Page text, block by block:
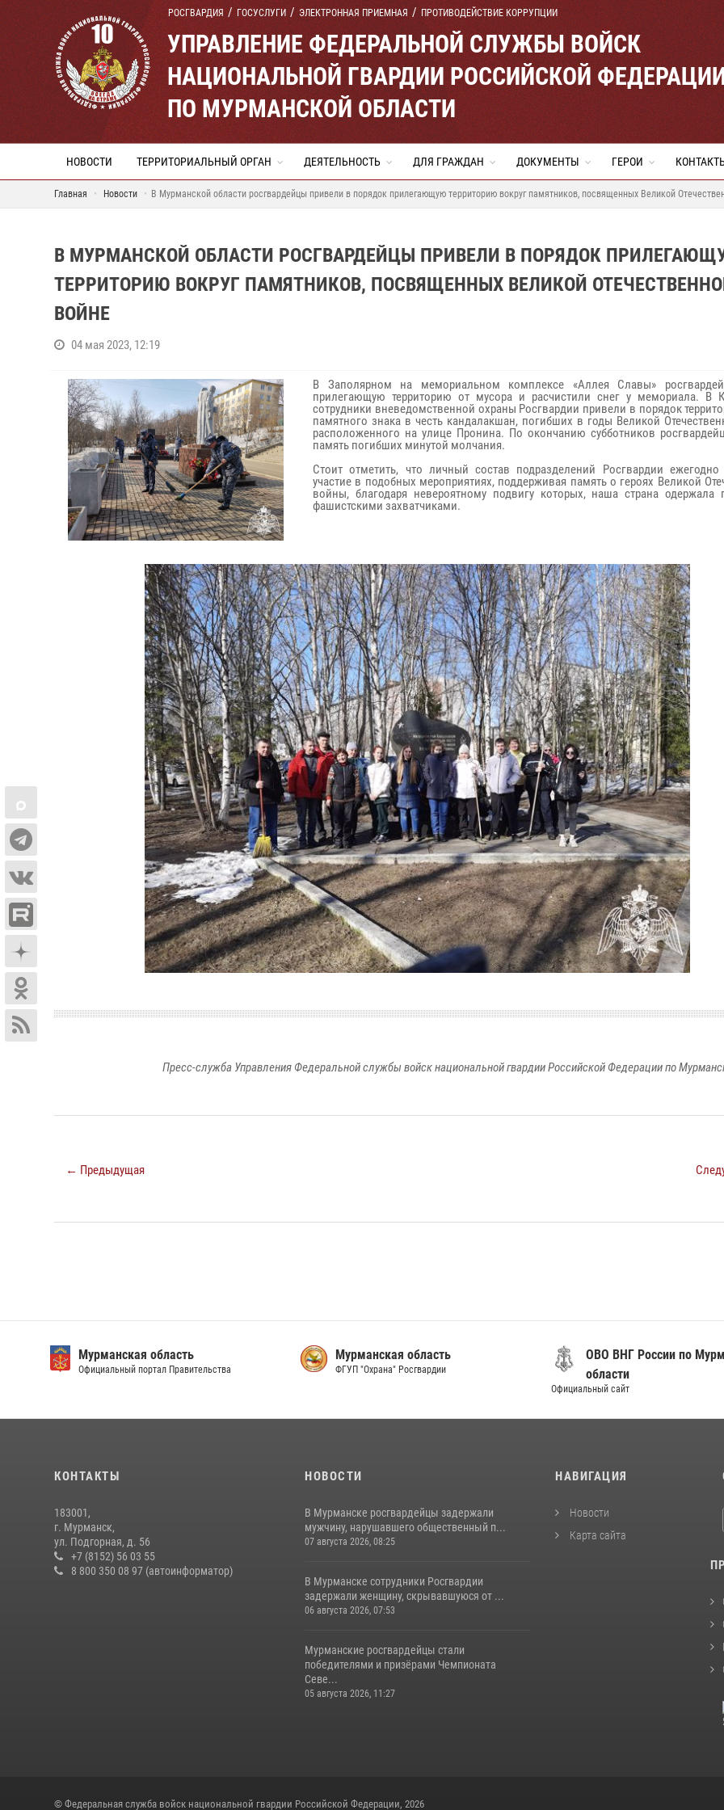
РОСГВАРДИЯ ГОСУСЛУГИ ЭЛЕКТРОННАЯ ПРИЕМНАЯ ПРОТИВОДЕЙСТВИЕ КОРРУПЦИИ
УПРАВЛЕНИЕ ФЕДЕРАЛЬНОЙ СЛУЖБЫ ВОЙСК
НАЦИОНАЛЬНОЙ ГВАРДИИ РОССИЙСКОЙ
ПО МУРМАНСКОЙ ОБЛАСТИ
НОВОСТИ ТЕРРИТОРИАЛЬНЫЙ ОРГАН ДЕЯТЕЛЬНОСТЬ ДЛЯ ГРАЖДАН ДОКУМЕНТЫ ГЕРОИ
Главная Новости В Мурманской области росгвардейцы привели в порядок прилегающую территорию вокруг памятников, посвященных Великой
В МУРМАНСКОЙ ОБЛАСТИ РОСГВАРДЕЙЦЫ ПРИВЕЛИ В ПОРЯДОК
ТЕРРИТОРИЮ ВОКРУГ ПАМЯТНИКОВ, ПОСВЯЩЕННЫХ ВЕЛИКОЙ
ВОЙНЕ
04 мая 2023, 12:19
В Заполярном на мемориальном комплексе «Аллея Славы»
прилегающую территорию от мусора и расчистили снег у мемориала. В
сотрудники вневедомственной охраны Росгвардии привели в порядок
памятного знака в честь кандалакшан, погибших в годы Великой
расположенного на улице Пронина. По окончанию субботников
память погибших минутой молчания.
Стоит отметить, что личный состав подразделений Росгвардии ежегодно
участие в подобных мероприятиях, поддерживая память о героях Великой
войны, благодаря невероятному подвигу которых, наша страна одержала
фашистскими захватчиками.
Пресс-служба Управления Федеральной службы войск национальной гвардии Российской Федерации по
← Предыдущая
Мурманская область
Официальный портал Правительства
Мурманская область
ФГУП "Охрана" Росгвардии
ОВО ВНГ России по
области
Официальный сайт
КОНТАКТЫ
183001,
г. Мурманск,
ул. Подгорная, д. 56
+7 (8152) 56 03 55
8 800 350 08 97 (автоинформатор)
НОВОСТИ
В Мурманске росгвардейцы задержали
мужчину, нарушавшего общественный п...
07 августа 2026, 08:25
В Мурманске сотрудники Росгвардии
задержали женщину, скрывавшуюся от ...
06 августа 2026, 07:53
Мурманские росгвардейцы стали
победителями и призёрами Чемпионата
Севе...
05 августа 2026, 11:27
НАВИГАЦИЯ
Новости
Карта сайта
© Федеральная служба войск национальной гвардии Российской Федерации, 2026